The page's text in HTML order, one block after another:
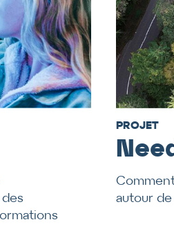
PROJET
autour de